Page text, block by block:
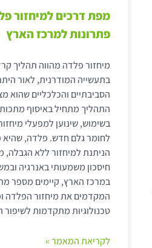
מפת דרכים למיחזור
פתרונות למרכז הארץ
מיחזור פלדה מהווה תהליך
בתעשייה המודרנית, לאור
הסביבתיים והכלכליים שהוא
התהליך מתחיל באיסוף מתכות
בשימוש, שינוען למפעלי
לחומר גלם חדש. פלדה,
הניתנת למיחזור ללא
חיסכון משמעותי באנרגיה
במרכז הארץ, קיימים מספר
המקדמים את מיחזור הפלדה
טכנולוגיות מתקדמות לשיפור
לקריאת המאמר »